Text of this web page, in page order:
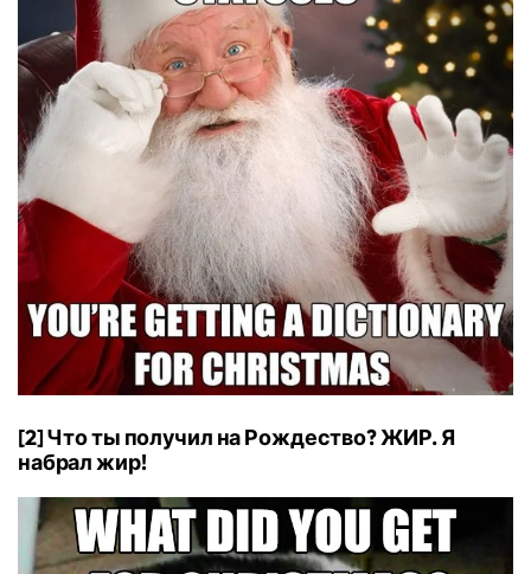
[2] Что ты получил на Рождество? ЖИР. Я
набрал жир!